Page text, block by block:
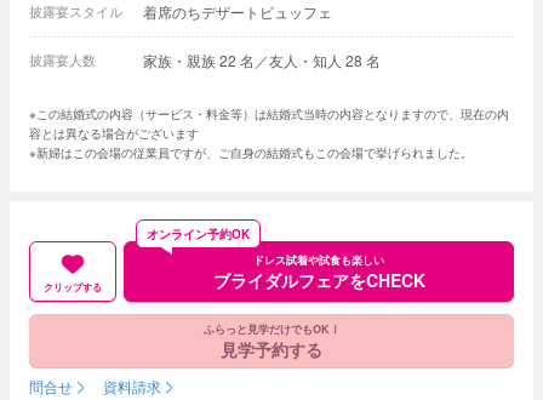
披露宴スタイル 着席のちデザートビュッフェ
披露宴人数 家族・親族 22 名／友人・知人 28 名
※この結婚式の内容（サービス・料金等）は結婚式当時の内容となりますので、現在の内
容とは異なる場合がございます
※新婦はこの会場の従業員ですが、ご自身の結婚式もこの会場で挙げられました。
クリップする
ドレス試着や試食も楽しい
ブライダルフェアをCHECK
オンライン予約OK
ふらっと見学だけでもOK！
見学予約する
問合せ 資料請求